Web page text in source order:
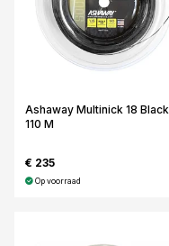
Ashaway Multinick 18 Black
110 M
€ 235
Op voorraad